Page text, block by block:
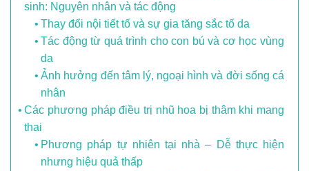
sinh: Nguyên nhân và tác động
Thay đổi nội tiết tố và sự gia tăng sắc tố da
Tác động từ quá trình cho con bú và cơ học vùng
da
Ảnh hưởng đến tâm lý, ngoại hình và đời sống cá
nhân
Các phương pháp điều trị nhũ hoa bị thâm khi mang
thai
Phương pháp tự nhiên tại nhà – Dễ thực hiện
nhưng hiệu quả thấp